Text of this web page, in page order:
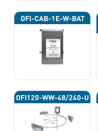
OFI-CAB-1E-W-BAT
OFI120-WW-48/240-U